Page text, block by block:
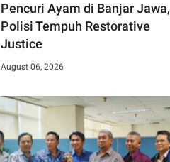
Pencuri Ayam di Banjar Jawa,
Polisi Tempuh Restorative
Justice
August 06, 2026